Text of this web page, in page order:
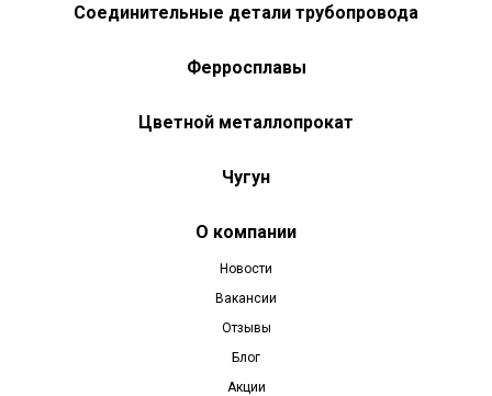
Соединительные детали трубопровода
Ферросплавы
Цветной металлопрокат
Чугун
О компании
Новости
Вакансии
Отзывы
Блог
Акции